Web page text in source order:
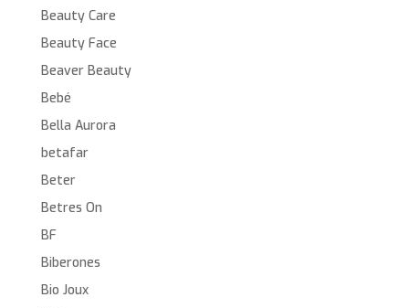
Beauty Care
Beauty Face
Beaver Beauty
Bebé
Bella Aurora
betafar
Beter
Betres On
BF
Biberones
Bio Joux